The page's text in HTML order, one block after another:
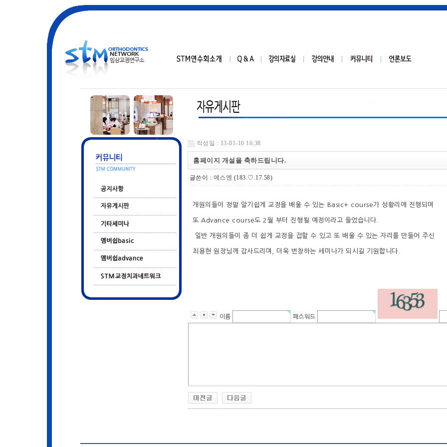
작성일 : 13-01-10 16:38
홈페이지 개설을 축하드립니다.
글쓴이 : 에스엔 (183.♡.17.58)
개원의들이 정말 알기쉽게 교정을 배울 수 있는 Basic+ course가 성황리에 진행되며
또 Advance course도 2월 부터 진행될 예정이라고 들었습니다.
일반 개원의들이 좀 더 쉽게 교정을 접할 수 있고 또 배울 수 있는 자리를 만들어 주신
최용현 원장님께 감사드리며, 더욱 번창하는 세미나가 되시길 기원합니다.
이름 패스워드